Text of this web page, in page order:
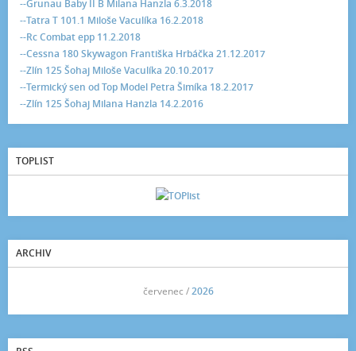
--Grunau Baby II B Milana Hanzla 6.3.2018
--Tatra T 101.1 Miloše Vaculíka 16.2.2018
--Rc Combat epp 11.2.2018
--Cessna 180 Skywagon Františka Hrbáčka 21.12.2017
--Zlín 125 Šohaj Miloše Vaculíka 20.10.2017
--Termický sen od Top Model Petra Šimíka 18.2.2017
--Zlín 125 Šohaj Milana Hanzla 14.2.2016
TOPLIST
ARCHIV
červenec /2026